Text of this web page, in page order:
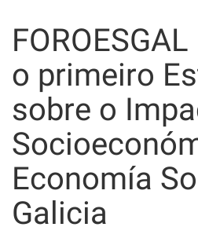
content
o primeiro
sobre o
Economía
Galicia